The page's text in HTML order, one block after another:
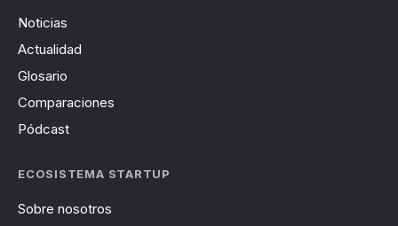
Noticias
Actualidad
Glosario
Comparaciones
Pódcast
ECOSISTEMA STARTUP
Sobre nosotros